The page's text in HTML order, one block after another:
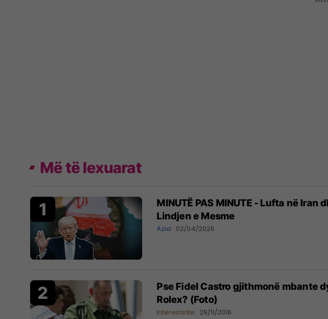
Më të lexuarat
MINUTË PAS MINUTE - Lufta në Iran
Lindjen e Mesme
Azia 02/04/2026
Pse Fidel Castro gjithmonë mbante
Rolex? (Foto)
Interesante 29/11/2016